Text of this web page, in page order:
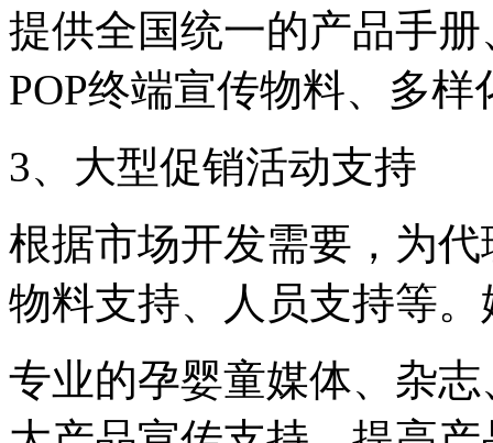
提供全国统一的产品手
POP终端宣传物料、多
3、大型促销活动支持
根据市场开发需要，为
物料支持、人员支持等
专业的孕婴童媒体、杂